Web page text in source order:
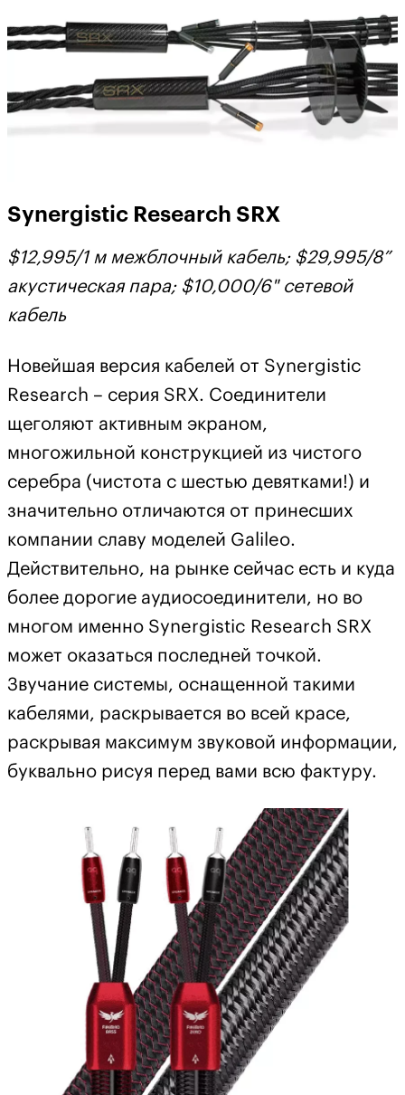
Synergistic Research SRX
$12,995/1 м межблочный кабель; $29,995/8”
акустическая пара; $10,000/6" сетевой
кабель
Новейшая версия кабелей от Synergistic
Research – серия SRX. Соединители
щеголяют активным экраном,
многожильной конструкцией из чистого
серебра (чистота с шестью девятками!) и
значительно отличаются от принесших
компании славу моделей Galileo.
Действительно, на рынке сейчас есть и куда
более дорогие аудиосоединители, но во
многом именно Synergistic Research SRX
может оказаться последней точкой.
Звучание системы, оснащенной такими
кабелями, раскрывается во всей красе,
раскрывая максимум звуковой информации,
буквально рисуя перед вами всю фактуру.